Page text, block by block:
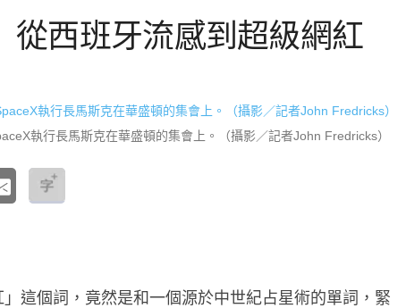
從西班牙流感到超級網紅
執行長馬斯克在華盛頓的集會上。（攝影／記者John Fredricks）
這個詞，竟然是和一個源於中世紀占星術的單詞，緊